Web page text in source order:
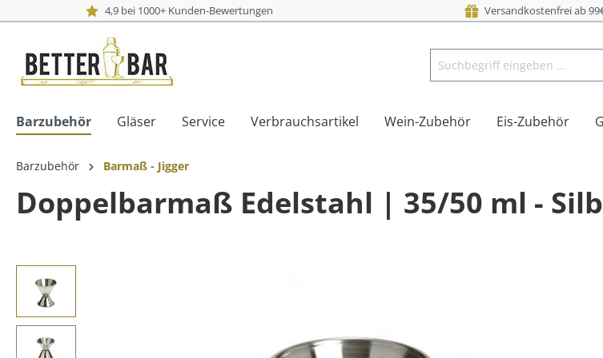
4,9 bei 1000+ Kunden-Bewertungen Versandkostenfrei ab
Barzubehör Gläser Service Verbrauchsartikel Wein-Zubehör Eis-Zubehör
Barzubehör Barmaß - Jigger
Doppelbarmaß Edelstahl | 35/50 ml -